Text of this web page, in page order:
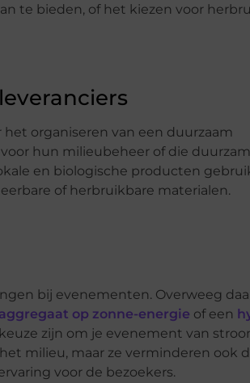
te bieden, of het kiezen voor
het organiseren van een duurzaam
hun milieubeheer of die
en biologische producten
of herbruikbare materialen.
bij evenementen. Overweeg
aggregaat op zonne-energie of een
zijn om je evenement van
milieu, maar ze verminderen ook
voor de bezoekers.